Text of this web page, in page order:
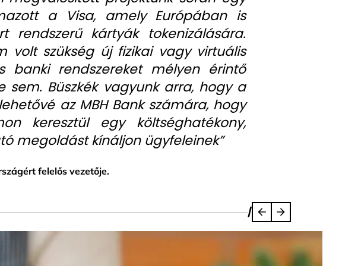
a Visa, amely Európában is
rendszerű kártyák tokenizálására.
volt szükség új fizikai vagy virtuális
banki rendszereket mélyen érintő
sem. Büszkék vagyunk arra, hogy a
az MBH Bank számára, hogy
keresztül egy költséghatékony,
megoldást kínáljon ügyfeleinek”
felelős vezetője.
/